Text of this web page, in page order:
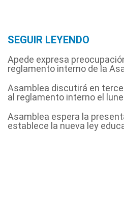
SEGUIR LEYENDO
Apede expresa
reglamento interno de la
Asamblea discutirá en
al reglamento interno el
Asamblea espera la
establece la nueva ley